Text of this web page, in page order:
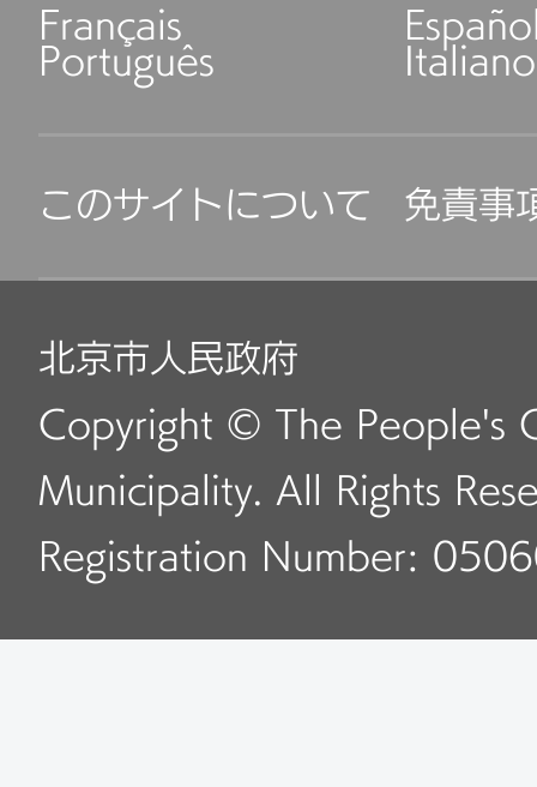
Français
Português Italiano
このサイトについて 免責事
北京市人民政府
Copyright © The People's
Municipality. All Rights
Registration Number: